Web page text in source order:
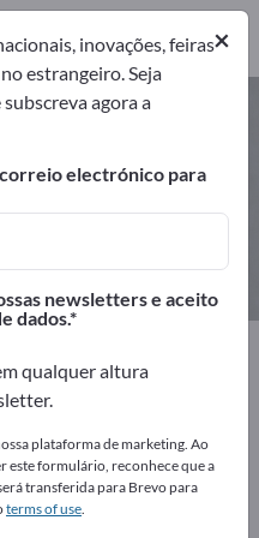
lavandarias –
e
Fabricantes5
institucional
na
×
inovações, feiras
estrangeiro. Seja
agora a
electrónico para
newsletters e aceito
dados.
qualquer altura
plataforma de marketing. Ao
este formulário, reconhece que a
transferida para Brevo para
terms of use.